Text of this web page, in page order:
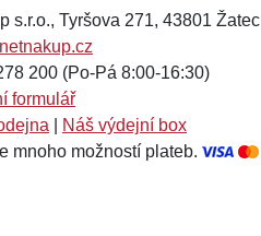
s.r.o., Tyršova 271, 43801 Žatec
200 (Po-Pá 8:00-16:30)
formulář
Náš výdejní box
mnoho možností plateb.